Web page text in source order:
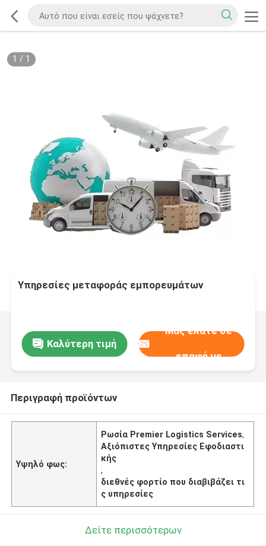
1 / 1
Υπηρεσίες μεταφοράς εμπορευμάτων
Καλύτερη τιμή
Μας ελάτε σε
επαφή με
Περιγραφή προϊόντων
Υψηλό φως:
Ρωσία Premier Logistics Services,
Αξιόπιστες Υπηρεσίες Εφοδιαστι
κής
,
διεθνές φορτίο που διαβιβάζει τι
ς υπηρεσίες
Δείτε περισσότερων